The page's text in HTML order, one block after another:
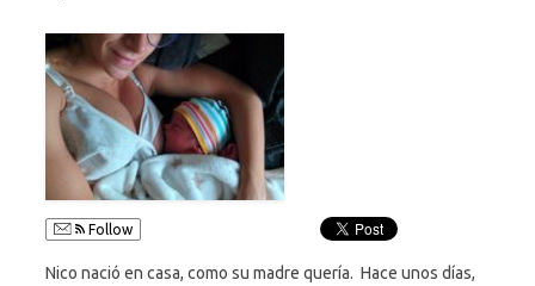
Follow
Nico nació en casa, como su madre quería. Hace unos días,